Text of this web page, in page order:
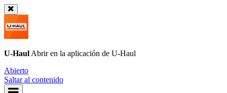
U-Haul Abrir en la aplicación de U-Haul
Abierto
Saltar al contenido